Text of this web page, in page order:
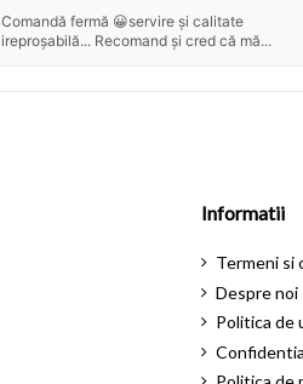
Comandă fermă 😀servire și calitate
ireproșabilă... Recomand și cred că mă...
Informatii
Termeni si
Despre noi
Politica de